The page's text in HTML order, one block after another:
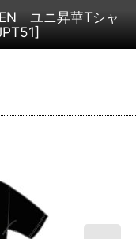
ユニ昇華Tシャ
]